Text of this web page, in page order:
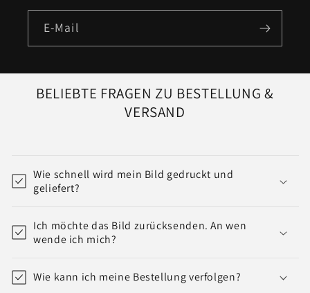
E-Mail
BELIEBTE FRAGEN ZU BESTELLUNG &
VERSAND
Wie schnell wird mein Bild gedruckt und
geliefert?
Ich möchte das Bild zurücksenden. An wen
wende ich mich?
Wie kann ich meine Bestellung verfolgen?